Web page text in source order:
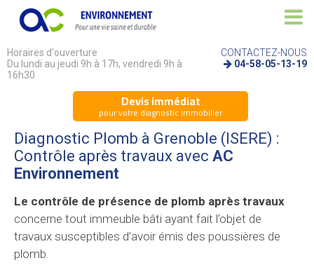
Horaires d'ouverture
Du lundi au jeudi 9h à 17h, vendredi 9h à
16h30
CONTACTEZ-NOUS
04-58-05-13-19
Devis immédiat
pour votre diagnostic immobilier
Diagnostic Plomb à Grenoble (ISERE) :
Contrôle après travaux avec AC
Environnement
Le contrôle de présence de plomb après travaux
concerne tout immeuble bâti ayant fait l’objet de
travaux susceptibles d’avoir émis des poussières de
plomb.